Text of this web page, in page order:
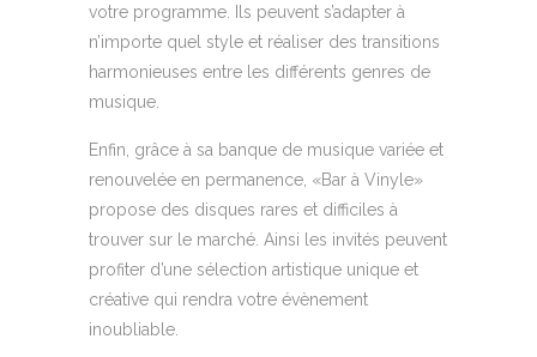
votre programme. Ils peuvent s’adapter à
n’importe quel style et réaliser des transitions
harmonieuses entre les différents genres de
musique.
Enfin, grâce à sa banque de musique variée et
renouvelée en permanence, «Bar à Vinyle»
propose des disques rares et difficiles à
trouver sur le marché. Ainsi les invités peuvent
profiter d’une sélection artistique unique et
créative qui rendra votre évènement
inoubliable.